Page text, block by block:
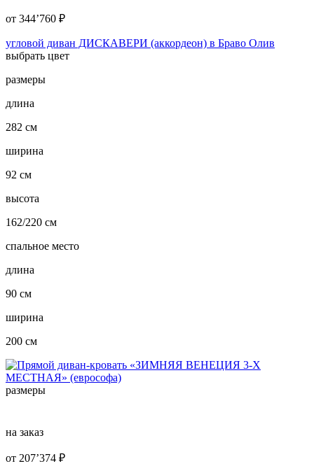
от 344’760 ₽
угловой диван ДИСКАВЕРИ (аккордеон) в Браво Олив
выбрать цвет
размеры
длина
282 см
ширина
92 см
высота
162/220 см
спальное место
длина
90 см
ширина
200 см
размеры
на заказ
от 207’374 ₽